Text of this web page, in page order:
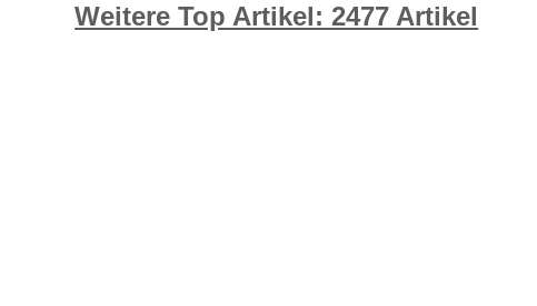
Weitere Top Artikel: 2477 Artikel